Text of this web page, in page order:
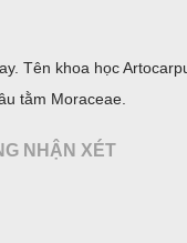
Tên khoa học
tằm Moraceae.
NHẬN XÉT